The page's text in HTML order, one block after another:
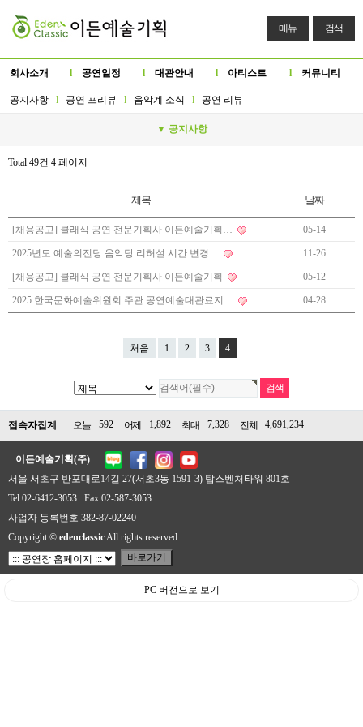
메뉴 검색
회사소개 l 공연일정 l 대관안내 l 아티스트 l 커뮤니티
공지사항 l 공연 프리뷰 l 음악계 소식 l 공연 리뷰
▼ 공지사항
Total 49건 4 페이지
제목 날짜
[채용공고] 클래식 공연 전문기획사 이든예술기획… 05-14
2025년도 예술의전당 음악당 리허설 시간 변경… 11-26
[채용공고] 클래식 공연 전문기획사 이든예술기획 05-12
2025 한국문화예술위원회 주관 공연예술대관료지… 04-28
처음 1 2 3 4
접속자집계 오늘 592 어제 1,892 최대 7,328 전체 4,691,234
:::이든예술기획(주):::
서울 서초구 반포대로14길 27(서초3동 1591-3) 탑스벤처타워 801호
Tel:02-6412-3053 Fax:02-587-3053
사업자 등록번호 382-87-02240
Copyright © edenclassicAll rights reserved.
PC 버전으로 보기